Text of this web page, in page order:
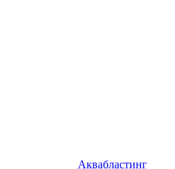
Аквабластинг